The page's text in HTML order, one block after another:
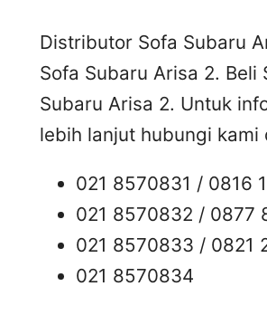
Distributor Sofa Subaru
Sofa Subaru Arisa 2. Beli
Subaru Arisa 2. Untuk
lebih lanjut hubungi kami
021 8570831 / 0816
021 8570832 / 0877
021 8570833 / 0821
021 8570834